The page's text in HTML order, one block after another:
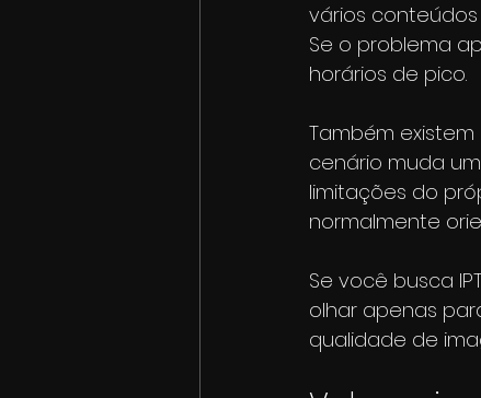
vários
Se o problema
horários de pico.
Também
cenário muda
limitações do
normalmente
Se você busca
olhar apenas
qualidade de